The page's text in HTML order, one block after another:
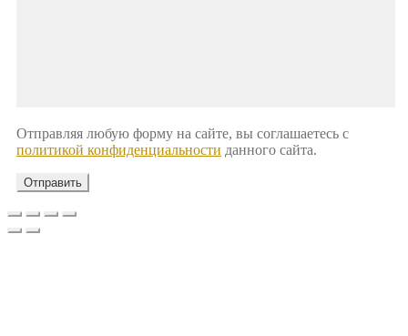
Отправляя любую форму на сайте, вы соглашаетесь с
политикой конфиденциальности данного сайта.